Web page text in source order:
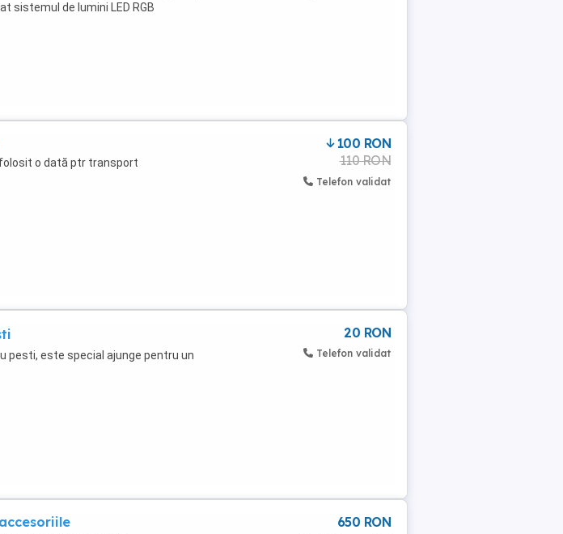
sistemul de lumini LED RGB
o dată ptr transport
100 RON
110 RON
Telefon validat
pesti, este special ajunge pentru un
20 RON
Telefon validat
650 RON